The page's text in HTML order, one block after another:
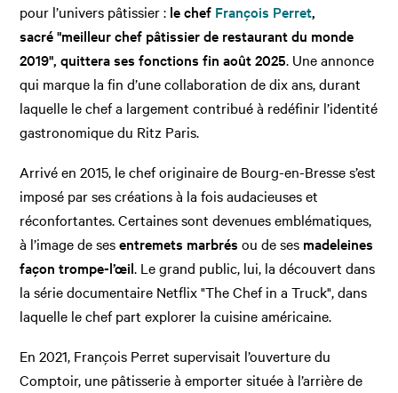
pour l’univers pâtissier : le chef François Perret,
sacré "meilleur chef pâtissier de restaurant du monde
2019", quittera ses fonctions fin août 2025. Une annonce
qui marque la fin d’une collaboration de dix ans, durant
laquelle le chef a largement contribué à redéfinir l’identité
gastronomique du Ritz Paris.
Arrivé en 2015, le chef originaire de Bourg-en-Bresse s’est
imposé par ses créations à la fois audacieuses et
réconfortantes. Certaines sont devenues emblématiques,
à l’image de sesentremets marbrés ou de ses madeleines
façon trompe-l’œil. Le grand public, lui, la découvert dans
la série documentaire Netflix "The Chef in a Truck", dans
laquelle le chef part explorer la cuisine américaine.
En 2021, François Perret supervisait l’ouverture du
Comptoir, une pâtisserie à emporter située à l’arrière de